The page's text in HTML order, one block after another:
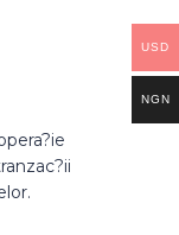
USD
NGN